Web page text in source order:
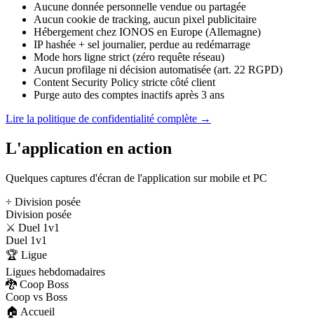
Aucune donnée personnelle vendue ou partagée
Aucun cookie de tracking, aucun pixel publicitaire
Hébergement chez IONOS en Europe (Allemagne)
IP hashée + sel journalier, perdue au redémarrage
Mode hors ligne strict (zéro requête réseau)
Aucun profilage ni décision automatisée (art. 22 RGPD)
Content Security Policy stricte côté client
Purge auto des comptes inactifs après 3 ans
Lire la politique de confidentialité complète →
L'application en action
Quelques captures d'écran de l'application sur mobile et PC
÷ Division posée
Division posée
⚔️ Duel 1v1
Duel 1v1
🏆 Ligue
Ligues hebdomadaires
🐉 Coop Boss
Coop vs Boss
🏠 Accueil